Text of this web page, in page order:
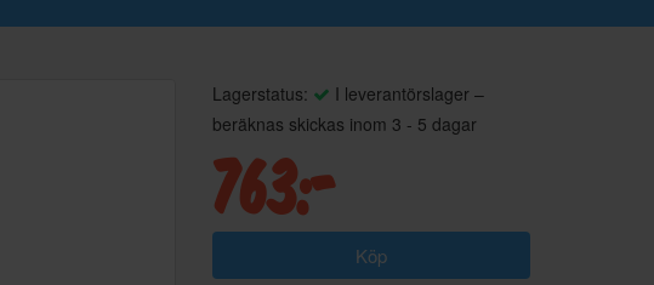
Lagerstatus:
I leverantörslager –
beräknas skickas inom 3 - 5 dagar
763:-
Köp